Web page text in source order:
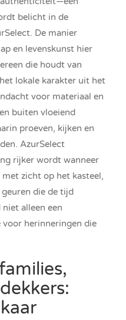
belicht in de
De manier
en levenskunst hier
die houdt van
lokale karakter uit het
voor materiaal en
buiten vloeiend
proeven, kijken en
AzurSelect
rijker wordt wanneer
zicht op het kasteel,
die de tijd
alleen een
voor herinneringen die